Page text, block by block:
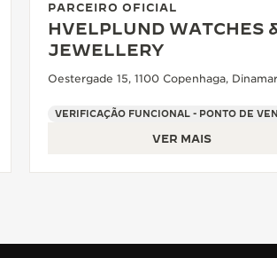
PARCEIRO OFICIAL
HVELPLUND WATCHES
JEWELLERY
Oestergade 15, 1100 Copenhaga,
VERIFICAÇÃO FUNCIONAL - PONTO DE
VER MAIS